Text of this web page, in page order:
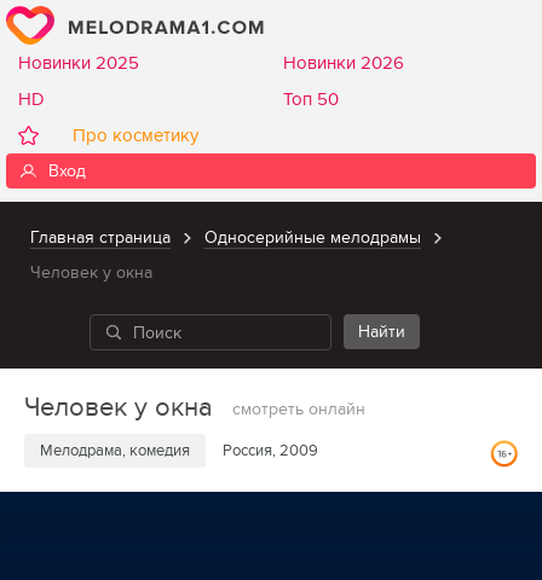
Новинки 2025
Новинки 2026
HD
Топ 50
Про косметику
Вход
Главная страница
Односерийные мелодрамы
Человек у окна
Человек у окна смотреть онлайн
Мелодрама, комедия Россия, 2009